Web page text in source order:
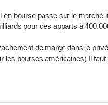
en bourse passe sur le marché
pour des apparts à
de marge dans le
les bourses américaines) Il